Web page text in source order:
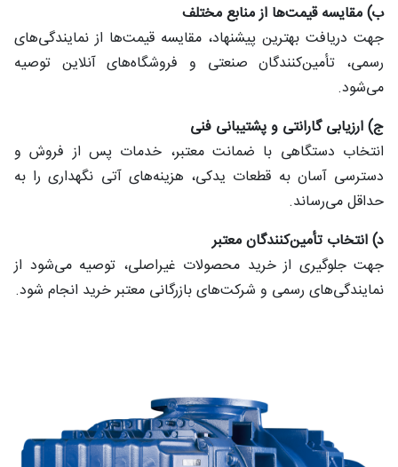
ب) مقایسه قیمت‌ها از منابع مختلف
جهت دریافت بهترین پیشنهاد، مقایسه قیمت‌ها از نمایندگی‌های
رسمی، تأمین‌کنندگان صنعتی و فروشگاه‌های آنلاین توصیه
می‌شود.
ج) ارزیابی گارانتی و پشتیبانی فنی
انتخاب دستگاهی با ضمانت معتبر، خدمات پس از فروش و
دسترسی آسان به قطعات یدکی، هزینه‌های آتی نگهداری را به
حداقل می‌رساند.
د) انتخاب تأمین‌کنندگان معتبر
جهت جلوگیری از خرید محصولات غیر‌اصلی، توصیه می‌شود از
نمایندگی‌های رسمی و شرکت‌های بازرگانی معتبر خرید انجام شود.